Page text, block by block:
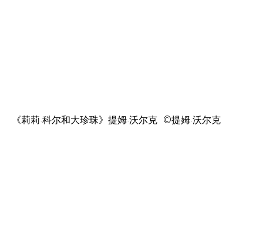
《莉莉·科尔和大珍珠》提姆·沃尔克 ©提姆·沃尔克